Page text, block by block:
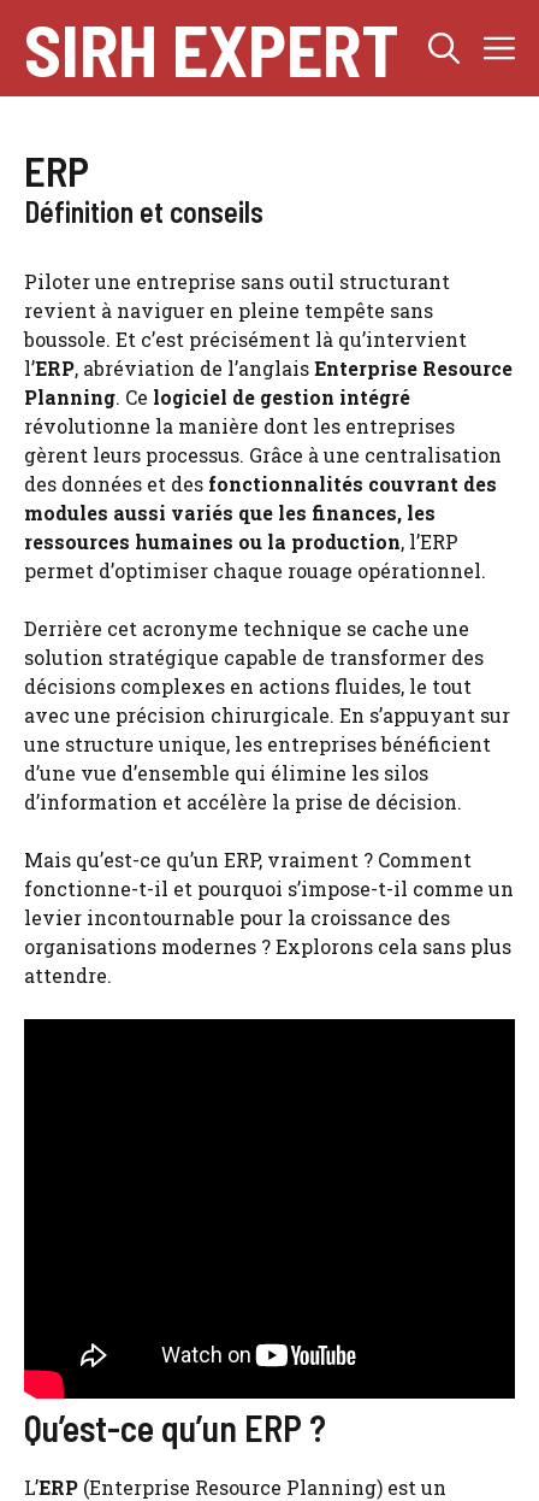
contenu
SIRH EXPERT
ERP
Définition et conseils
Piloter une entreprise sans outil structurant
revient à naviguer en pleine tempête sans
boussole. Et c’est précisément là qu’intervient
l’ERP, abréviation de l’anglaisEnterprise Resource
Planning. Ce logiciel de gestion intégré
révolutionne la manière dont les entreprises
gèrent leurs processus. Grâce à une centralisation
des données et des fonctionnalités couvrant des
modules aussi variés que les finances, les
ressources humaines ou la production, l’ERP
permet d’optimiser chaque rouage opérationnel.
Derrière cet acronyme technique se cache une
solution stratégique capable de transformer des
décisions complexes en actions fluides, le tout
avec une précision chirurgicale. En s’appuyant sur
une structure unique, les entreprises bénéficient
d’une vue d’ensemble qui élimine les silos
d’information et accélère la prise de décision.
Mais qu’est-ce qu’un ERP, vraiment ? Comment
fonctionne-t-il et pourquoi s’impose-t-il comme un
levier incontournable pour la croissance des
organisations modernes ? Explorons cela sans plus
attendre.
Qu’est-ce qu’un ERP ?
L’ERP (Enterprise Resource Planning) est un